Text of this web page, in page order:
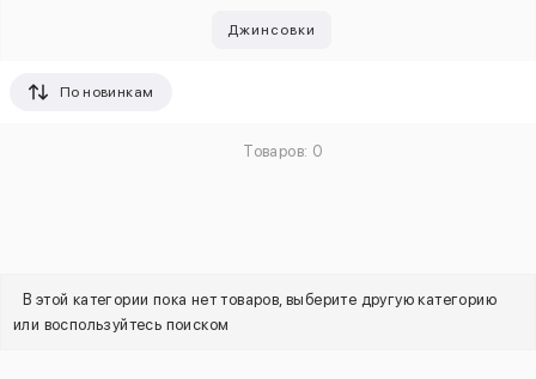
Джинсовки
По новинкам
Товаров: 0
В этой категории пока нет товаров, выберите другую категорию
или воспользуйтесь поиском